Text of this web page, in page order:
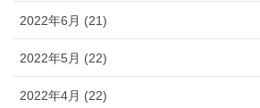
2022年6月 (21)
2022年5月 (22)
2022年4月 (22)